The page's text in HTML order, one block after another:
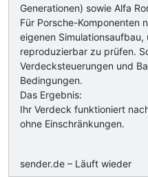
Generationen) sowie Alfa
Für Porsche-Komponenten
eigenen
reproduzierbar zu prüfen.
Verdecksteuerungen und
Bedingungen.
Das Ergebnis:
Ihr Verdeck funktioniert
ohne Einschränkungen.
sender.de – Läuft wieder